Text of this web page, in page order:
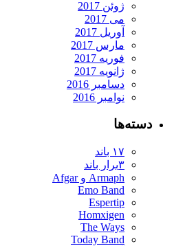
مارس 2017
دسامبر 2016
Armaph و Afgar
Emo Band
Espertip
Homxigen
The Ways
Today Band